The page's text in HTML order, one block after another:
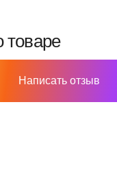
Написать отзыв